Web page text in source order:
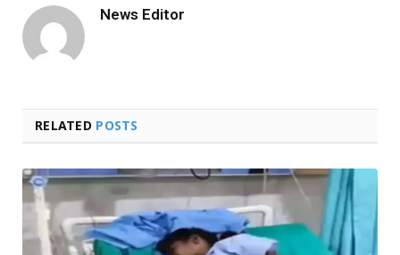
News Editor
RELATED POSTS